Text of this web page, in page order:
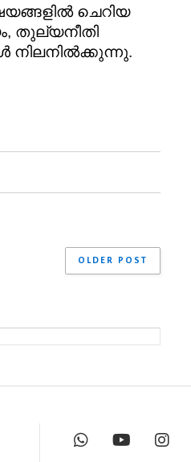
ചെറിയ
തുല്യനീതി
നിലനിൽക്കുന്നു.
OLDER POST